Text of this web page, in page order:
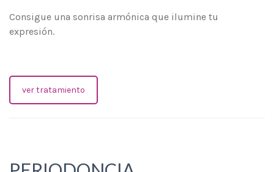
Consigue una sonrisa armónica que ilumine tu
expresión.
ver tratamiento